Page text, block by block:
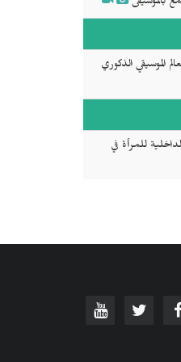
الموسيقي الذكوري
للمرأة في